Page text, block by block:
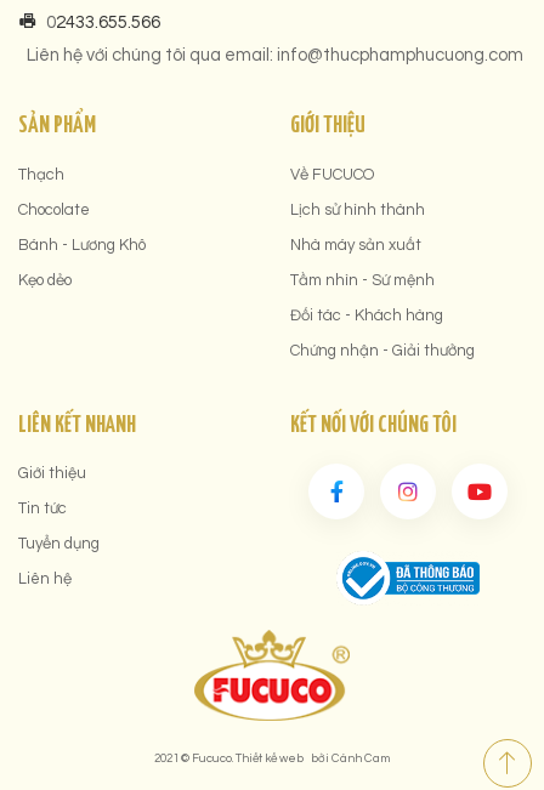
02433.655.566
Liên hệ với chúng tôi qua email: info@thucphamphucuong.com
SẢN PHẨM
Thạch
Chocolate
Bánh - Lương Khô
Kẹo dẻo
GIỚI THIỆU
Về FUCUCO
Lịch sử hình thành
Nhà máy sản xuất
Tầm nhìn - Sứ mệnh
Đối tác - Khách hàng
Chứng nhận - Giải thưởng
LIÊN KẾT NHANH
Giới thiệu
Tin tức
Tuyển dụng
Liên hệ
KẾT NỐI VỚI CHÚNG TÔI
2021 © Fucuco. Thiết kế web bởiCánh Cam